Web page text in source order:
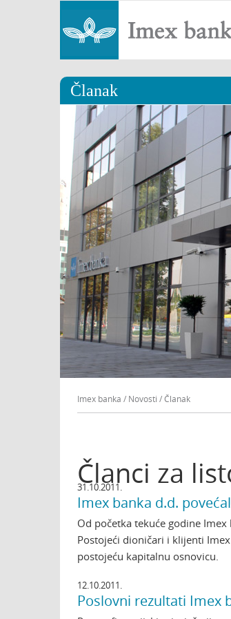
Članak
Imex banka / Novosti /Članak
Članci za
31.10.2011.
Imex banka d.d.
Od početka tekuće godine
Postojeći dioničari i klijenti
postojeću kapitalnu osnovicu.
12.10.2011.
Poslovni rezultati Imex